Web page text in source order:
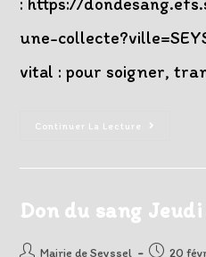
une-
vital : pour soigner,
Continuer La Lecture
Don
2026
Don du sang
Auteur/autrice
Mairie de Seyssel
Post20